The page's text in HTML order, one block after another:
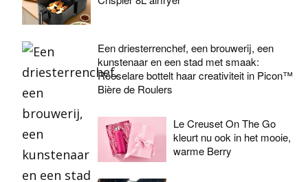
Een driesterrenchef, een brouwerij, een
kunstenaar en een stad met smaak:
Roeselare bottelt haar creativiteit in Picon™
Bière de Roulers
Le Creuset On The Go
kleurt nu ook in het mooie,
warme Berry